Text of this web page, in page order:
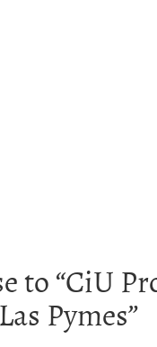
to “CiU
Pymes”